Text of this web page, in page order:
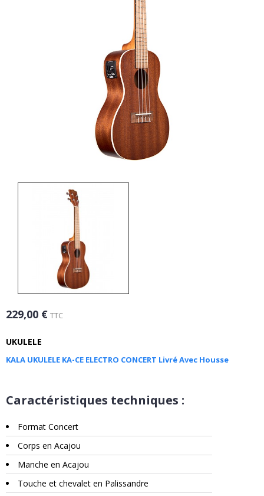
229,00 € TTC
UKULELE
KALA UKULELE KA-CE ELECTRO CONCERT Livré Avec Housse
Caractéristiques techniques :
Format Concert
Corps en Acajou
Manche en Acajou
Touche et chevalet en Palissandre